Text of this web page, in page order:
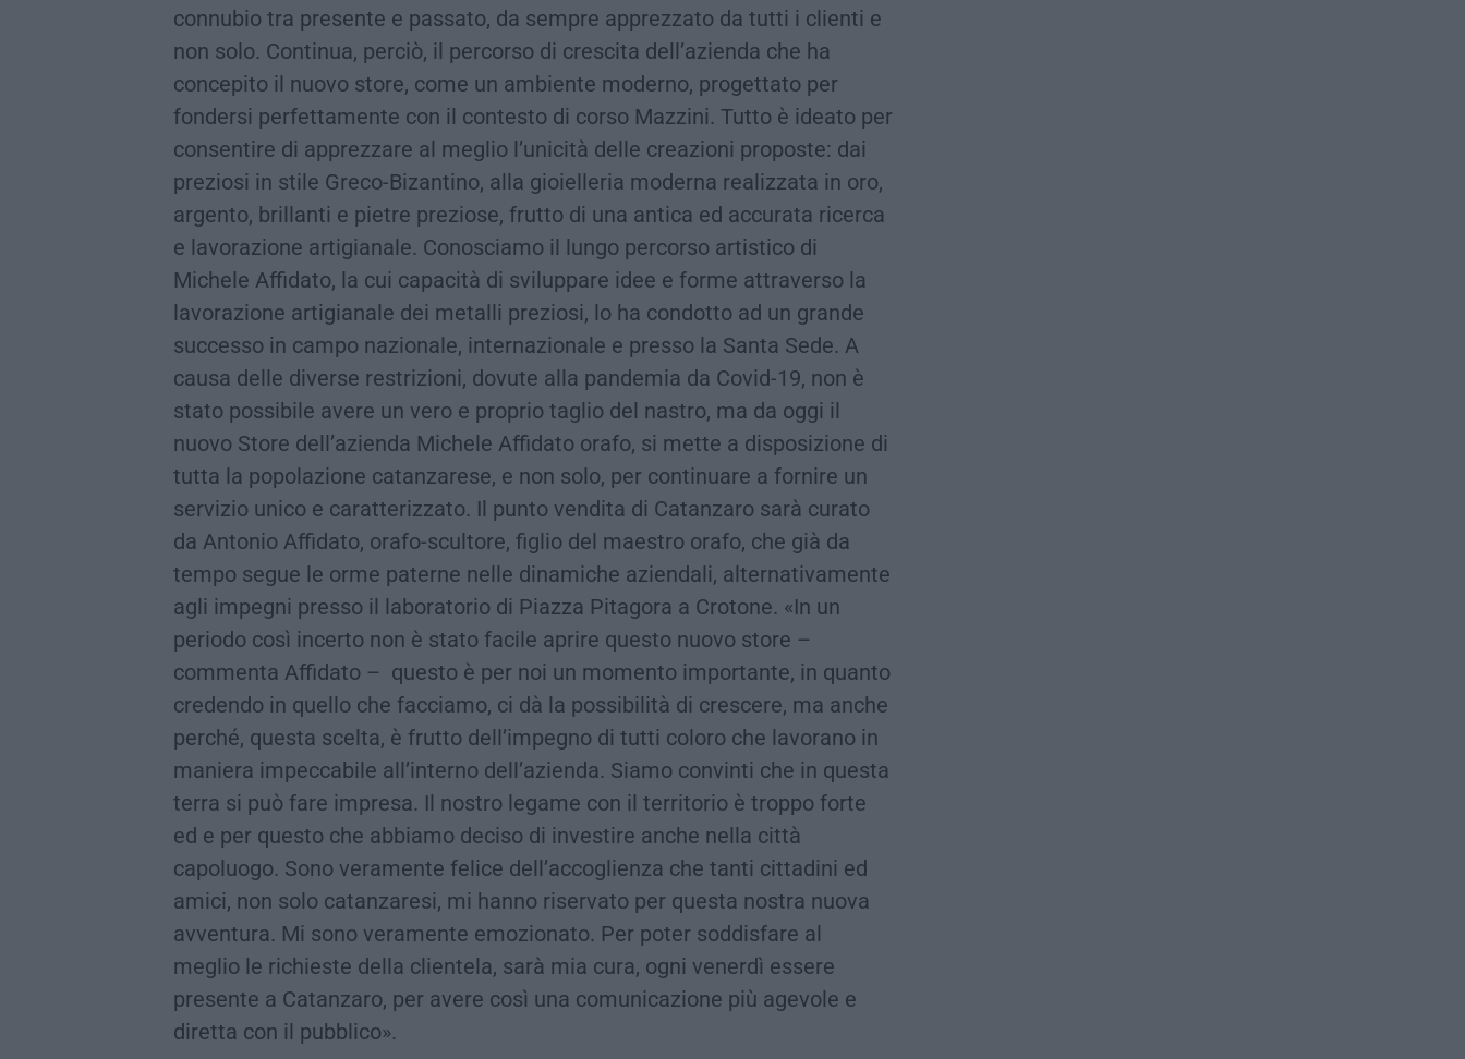
connubio tra presente e passato, da sempre apprezzato da tutti i clienti e
non solo. Continua, perciò, il percorso di crescita dell’azienda che ha
concepito il nuovo store, come un ambiente moderno, progettato per
fondersi perfettamente con il contesto di corso Mazzini. Tutto è ideato per
consentire di apprezzare al meglio l’unicità delle creazioni proposte: dai
preziosi in stile Greco-Bizantino, alla gioielleria moderna realizzata in oro,
argento, brillanti e pietre preziose, frutto di una antica ed accurata ricerca
e lavorazione artigianale. Conosciamo il lungo percorso artistico di
Michele Affidato, la cui capacità di sviluppare idee e forme attraverso la
lavorazione artigianale dei metalli preziosi, lo ha condotto ad un grande
successo in campo nazionale, internazionale e presso la Santa Sede. A
causa delle diverse restrizioni, dovute alla pandemia da Covid-19, non è
stato possibile avere un vero e proprio taglio del nastro, ma da oggi il
nuovo Store dell’azienda Michele Affidato orafo, si mette a disposizione di
tutta la popolazione catanzarese, e non solo, per continuare a fornire un
servizio unico e caratterizzato. Il punto vendita di Catanzaro sarà curato
da Antonio Affidato, orafo-scultore, figlio del maestro orafo, che già da
tempo segue le orme paterne nelle dinamiche aziendali, alternativamente
agli impegni presso il laboratorio di Piazza Pitagora a Crotone. «In un
periodo così incerto non è stato facile aprire questo nuovo store –
commenta Affidato – questo è per noi un momento importante, in quanto
credendo in quello che facciamo, ci dà la possibilità di crescere, ma anche
perché, questa scelta, è frutto dell’impegno di tutti coloro che lavorano in
maniera impeccabile all’interno dell’azienda. Siamo convinti che in questa
terra si può fare impresa. Il nostro legame con il territorio è troppo forte
ed e per questo che abbiamo deciso di investire anche nella città
capoluogo. Sono veramente felice dell’accoglienza che tanti cittadini ed
amici, non solo catanzaresi, mi hanno riservato per questa nostra nuova
avventura. Mi sono veramente emozionato. Per poter soddisfare al
meglio le richieste della clientela, sarà mia cura, ogni venerdì essere
presente a Catanzaro, per avere così una comunicazione più agevole e
diretta con il pubblico».